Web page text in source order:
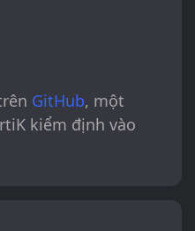
GitHub, một
kiểm định vào